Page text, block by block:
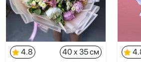
4.8
40 x 35 см